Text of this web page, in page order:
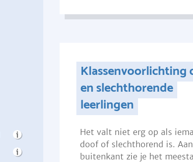
Klassenvoorlichting
en slechthorende
leerlingen
Het valt niet erg op als
doof of slechthorend is.
buitenkant zie je het